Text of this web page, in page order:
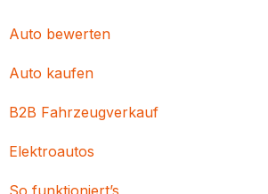
Auto bewerten
Auto kaufen
B2B Fahrzeugverkauf
Elektroautos